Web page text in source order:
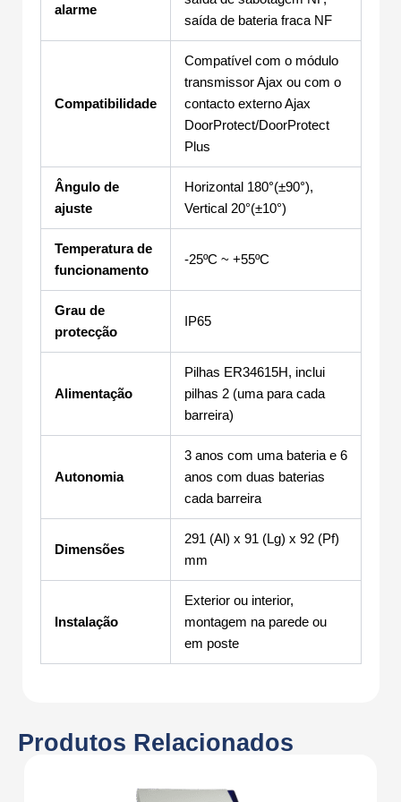
alarme
saída de bateria fraca NF
Compatibilidade
Compatível com o módulo
transmissor Ajax ou com o
contacto externo Ajax
DoorProtect/DoorProtect
Plus
Ângulo de
ajuste
Horizontal 180°(±90°),
Vertical 20°(±10°)
Temperatura de
funcionamento
-25ºC ~ +55ºC
Grau de
protecção
IP65
Alimentação
Pilhas ER34615H, inclui
pilhas 2 (uma para cada
barreira)
Autonomia
3 anos com uma bateria e 6
anos com duas baterias
cada barreira
Dimensões
291 (Al) x 91 (Lg) x 92 (Pf)
mm
Instalação
Exterior ou interior,
montagem na parede ou
em poste
Produtos Relacionados